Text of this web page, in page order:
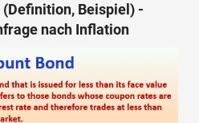
Beispiel) -
nach Inflation